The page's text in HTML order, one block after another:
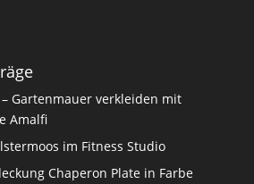
Gartenmauer verkleiden mit
Amalfi
im Fitness Studio
Chaperon Plate in Farbe